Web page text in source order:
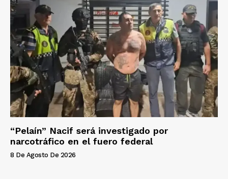
“Pelaín” Nacif será investigado por
narcotráfico en el fuero federal
8 De Agosto De 2026